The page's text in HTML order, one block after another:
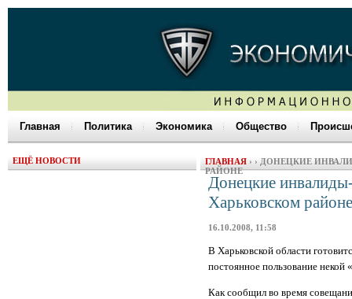
Главная Политика Экономика Общество
ЕЩЁ НОВОСТИ ГЛАВНАЯ › › ДОНЕЦКИЕ
РАЙОНЕ
Донецкие
Харьковском районе
16.10.2008, 11:58
В Харьковской области
постоянное пользование некой
Как сообщил во время